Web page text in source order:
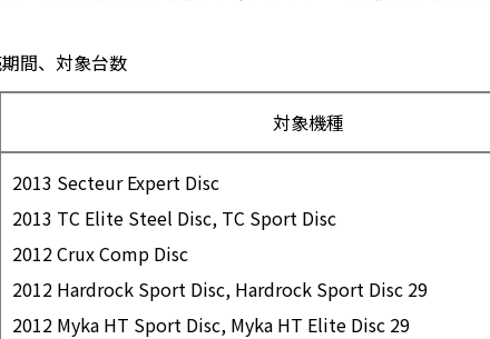
間、対象台数
対象機種
2013 Secteur Expert Disc
2013 TC Elite Steel Disc, TC Sport Disc
2012 Crux Comp Disc
2012 Hardrock Sport Disc, Hardrock Sport Disc 29
2012 Myka HT Sport Disc, Myka HT Elite Disc 29